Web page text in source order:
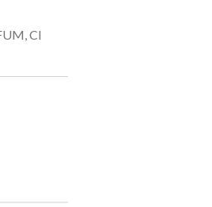
CI